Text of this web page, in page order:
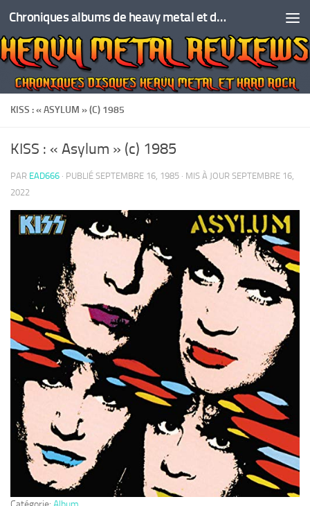
Skip to content Chroniques albums de heavy metal et de hard rock
KISS : « ASYLUM » (C) 1985
KISS : « Asylum » (c) 1985
PAR EAD666 · PUBLIÉ SEPTEMBRE 16, 1985 · MIS À JOUR SEPTEMBRE 16,
2022